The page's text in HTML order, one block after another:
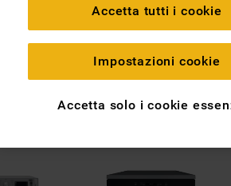
all'ideazione di soluzioni per
scegli un
ricambio originale Whirlpool,
di ricambiosarà facile trovare quello di cui
di 2 anni su tutti i ricambi e la
migliorare l'esperienza di navigazione
(cookie tecnici), (ii) per finalità
per rilevare l’audience del nostro sito
come interagisce con il sito (cookie
analitici), (iii) per annunci
siti web o piattaforme social, come
Accetta tutti i cookie
Impostazioni cookie
Accetta solo i cookie